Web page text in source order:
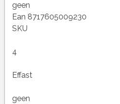
geen
Ean 8717605009230
SKU
4
Effast
geen